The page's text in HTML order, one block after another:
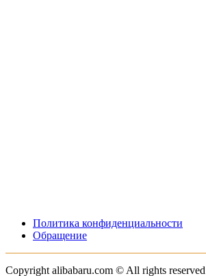
Политика конфиденциальности
Обращение
Copyright alibabaru.com © All rights reserved